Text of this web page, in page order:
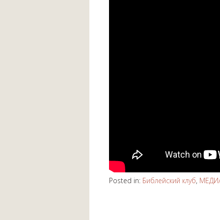
Posted in: Библейский клуб,